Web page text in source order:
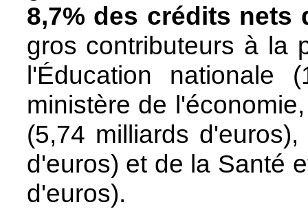
8,7% des crédits nets
gros contributeurs à la
l'Éducation nationale
ministère de
(5,74 milliards
d'euros) et de la Santé
d'euros).